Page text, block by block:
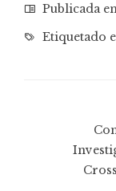
Publicada
Etiquetado